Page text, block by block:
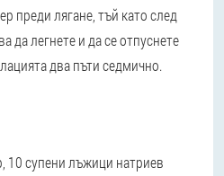
преди лягане, тъй като след
да легнете и да се отпуснете
два пъти седмично.
10 супени лъжици натриев